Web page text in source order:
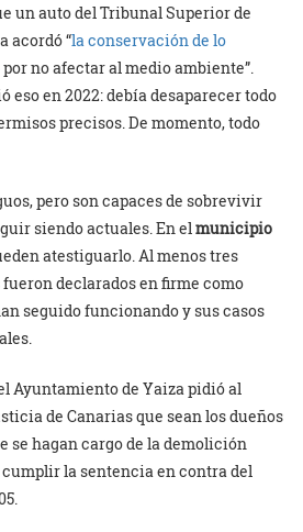
un auto del Tribunal Superior de
acordó “la conservación de lo
por no afectar al medio ambiente”.
eso en 2022: debía desaparecer todo
precisos. De momento, todo
pero son capaces de sobrevivir
siendo actuales. En el municipio
atestiguarlo. Al menos tres
declarados en firme como
seguido funcionando y sus casos
Ayuntamiento de Yaiza pidió al
de Canarias que sean los dueños
se hagan cargo de la demolición
la sentencia en contra del